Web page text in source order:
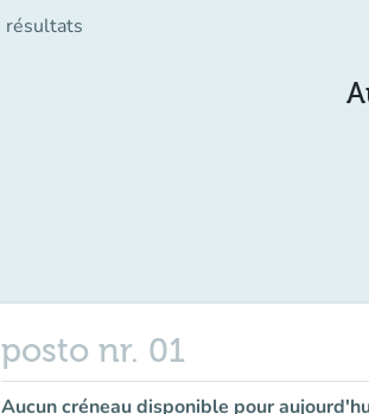
résultats
posto nr. 01
Aucun créneau disponible pour